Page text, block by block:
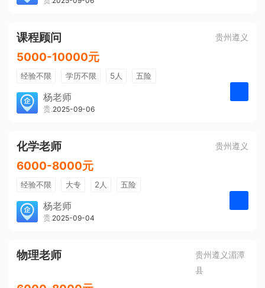
免费培训
包住宿
课程顾问 贵州遵义
5000-10000元
经验不限 学历不限 5人
五险
带薪年假
年终奖
免费培训
包住宿
杨老师
贵州大美前程文化发展有限公司
2025-09-06
化学老师 贵州遵义
6000-8000元
经验不限 大专 2人
五险
带薪年假
年终奖
免费培训
包住宿
杨老师
贵州大美前程文化发展有限公司
2025-09-04
物理老师
贵州遵义湄潭
县